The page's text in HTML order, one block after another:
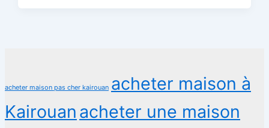
acheter maison pas cher kairouan acheter maison à
Kairouan acheter une maison